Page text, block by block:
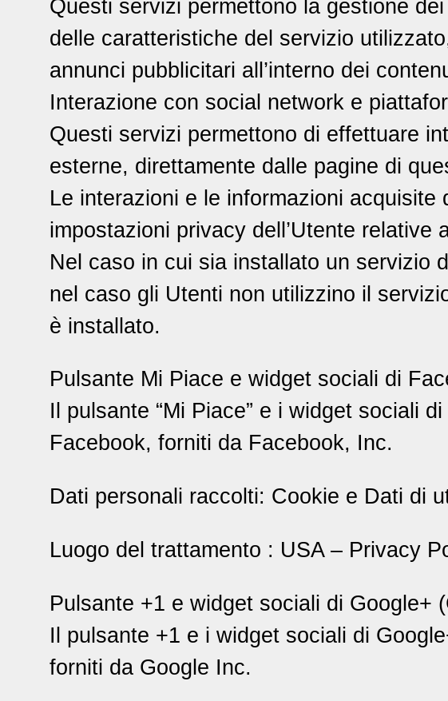
Questi servizi permettono la gestione
delle caratteristiche del servizio
annunci pubblicitari all’interno dei
Interazione con social network e
Questi servizi permettono di effettuare
esterne, direttamente dalle pagine di
Le interazioni e le informazioni
impostazioni privacy dell’Utente relative
Nel caso in cui sia installato un servizio
nel caso gli Utenti non utilizzino il
è installato.
Pulsante Mi Piace e widget sociali di
Il pulsante “Mi Piace” e i widget sociali
Facebook, forniti da Facebook, Inc.
Dati personali raccolti: Cookie e Dati di
Luogo del trattamento : USA – Privacy
Pulsante +1 e widget sociali di Google+
Il pulsante +1 e i widget sociali di
forniti da Google Inc.